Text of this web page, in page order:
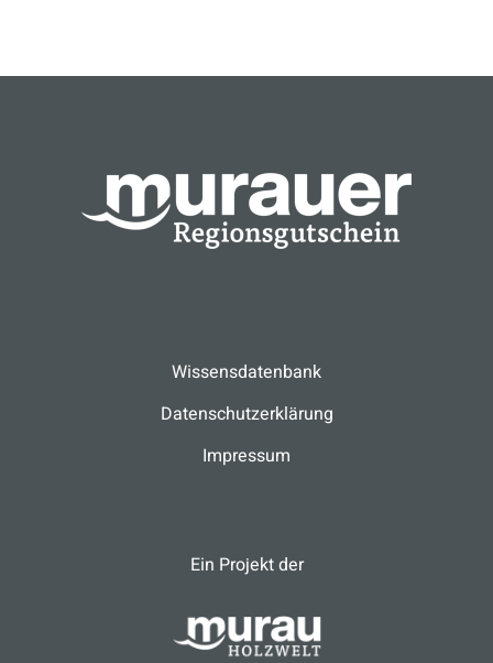
Wissensdatenbank
Datenschutzerklärung
Impressum
Ein Projekt der